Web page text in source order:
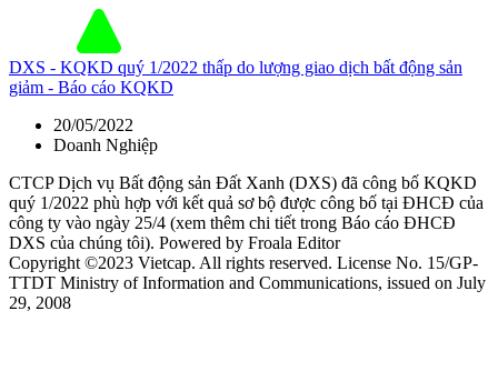
DXS - KQKD quý 1/2022 thấp do lượng giao dịch bất động sản
giảm - Báo cáo KQKD
20/05/2022
Doanh Nghiệp
CTCP Dịch vụ Bất động sản Đất Xanh (DXS) đã công bố KQKD
quý 1/2022 phù hợp với kết quả sơ bộ được công bố tại ĐHCĐ của
công ty vào ngày 25/4 (xem thêm chi tiết trong Báo cáo ĐHCĐ
DXS của chúng tôi). Powered by Froala Editor
Copyright ©2023 Vietcap. All rights reserved. License No. 15/GP-
TTDT Ministry of Information and Communications, issued on July
29, 2008